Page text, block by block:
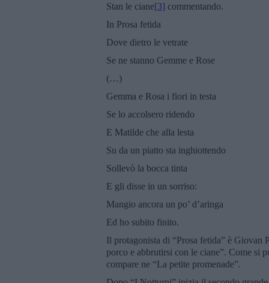
Stan le ciane[3] commentando.
In Prosa fetida
Dove dietro le vetrate
Se ne stanno Gemme e Rose
(…)
Gemma e Rosa i fiori in testa
Se lo accolsero ridendo
E Matilde che alla lesta
Su da un piatto sta inghiottendo
Sollevò la bocca tinta
E gli disse in un sorriso:
Mangio ancora un po’ d’aringa
Ed ho subito finito.
Il protagonista di “Prosa fetida” è Giovan
porco e abbrutirsi con le ciane”. Come si
compare ne “La petite promenade”.